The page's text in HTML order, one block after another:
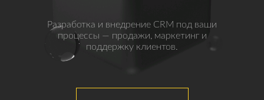
Разработка и внедрение CRM под ваши
процессы — продажи, маркетинг и
поддержку клиентов.